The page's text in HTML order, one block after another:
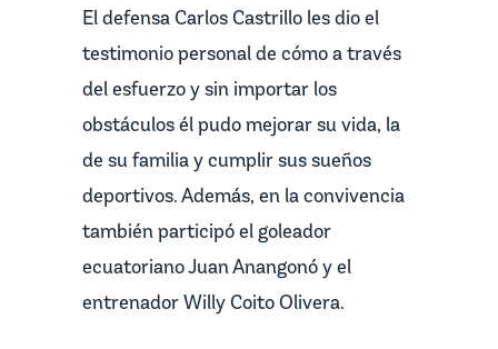
El defensa Carlos Castrillo les dio el
testimonio personal de cómo a través
del esfuerzo y sin importar los
obstáculos él pudo mejorar su vida, la
de su familia y cumplir sus sueños
deportivos. Además, en la convivencia
también participó el goleador
ecuatoriano Juan Anangonó y el
entrenador Willy Coito Olivera.